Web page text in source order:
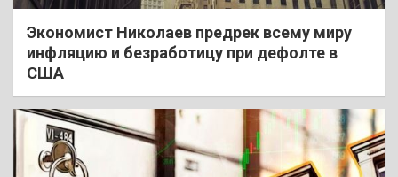
Экономист Николаев предрек всему миру
инфляцию и безработицу при дефолте в
США